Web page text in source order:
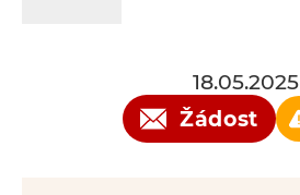
18.05.2025
Žádost